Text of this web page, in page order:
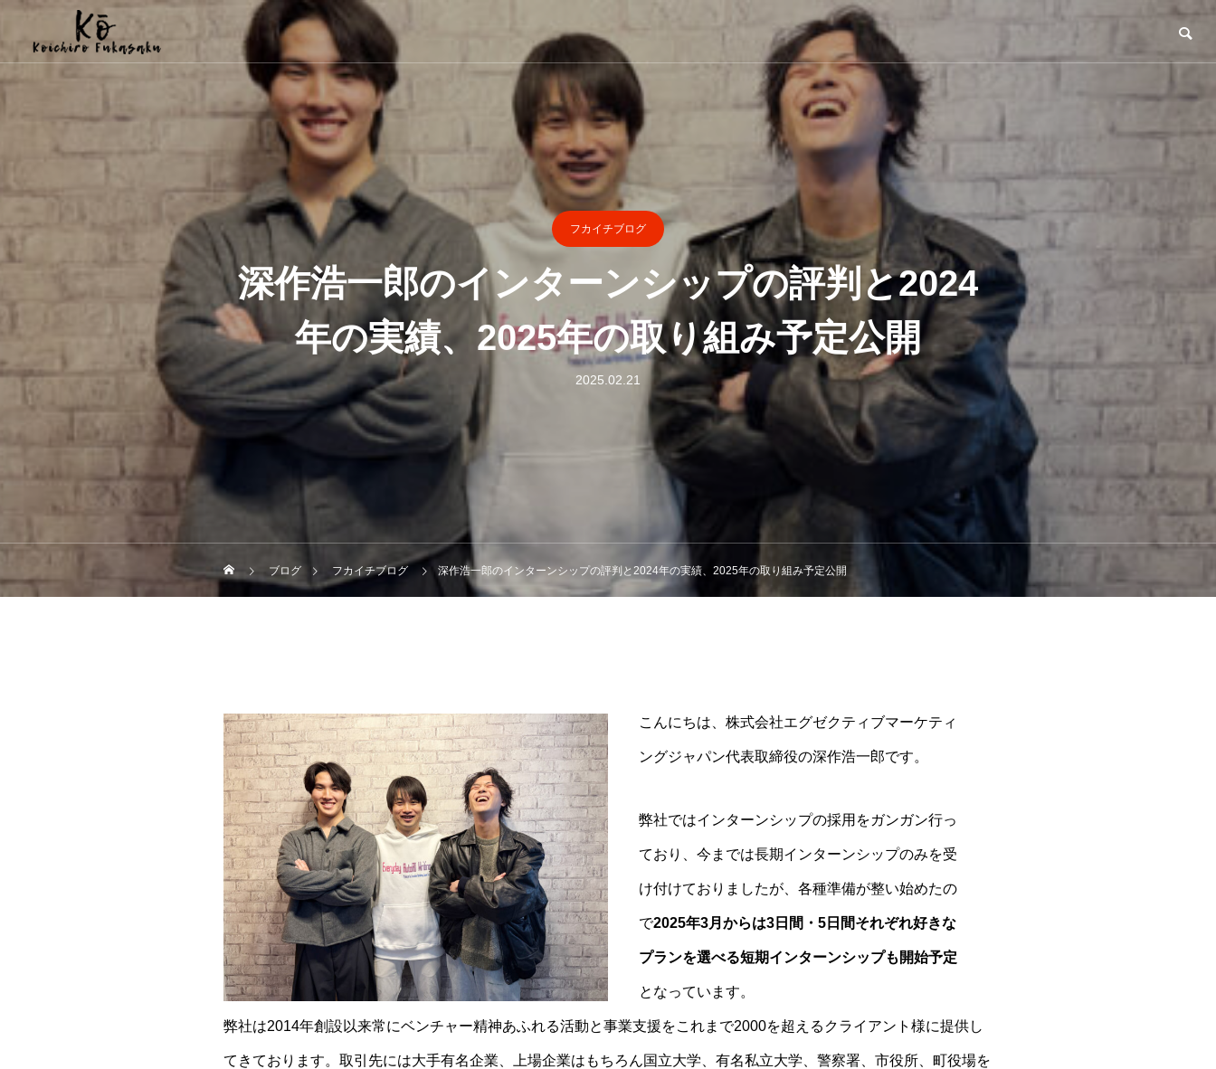
フカイチブログ
深作浩一郎のインターンシップの評判と2024
年の実績、2025年の取り組み予定公開
2025.02.21
ブログ フカイチブログ 深作浩一郎のインターンシップの評判と2024年の実績、2025年の取り組み予定公開
こんにちは、株式会社エグゼクティブマーケティ
ングジャパン代表取締役の深作浩一郎です。
弊社ではインターンシップの採用をガンガン行っ
ており、今までは長期インターンシップのみを受
け付けておりましたが、各種準備が整い始めたの
で2025年3月からは3日間・5日間それぞれ好きな
プランを選べる短期インターンシップも開始予定
となっています。
弊社は2014年創設以来常にベンチャー精神あふれる活動と事業支援をこれまで2000を超えるクライアント様に提供し
てきております。取引先には大手有名企業、上場企業はもちろん国立大学、有名私立大学、警察署、市役所、町役場を